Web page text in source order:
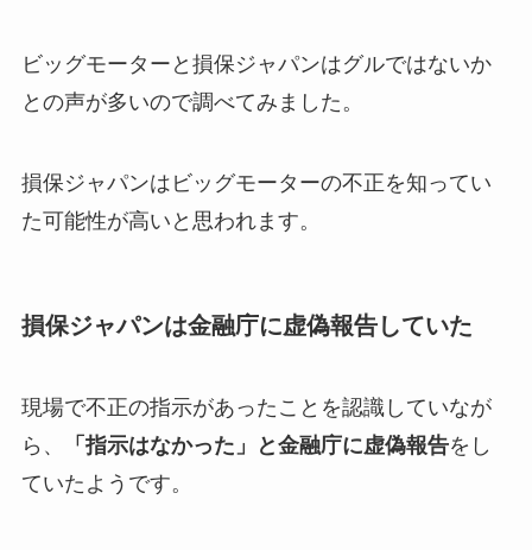
ビッグモーターと損保ジャパンはグルではないか
との声が多いので調べてみました。
損保ジャパンはビッグモーターの不正を知ってい
た可能性が高いと思われます。
損保ジャパンは金融庁に虚偽報告していた
現場で不正の指示があったことを認識していなが
ら、
「指示はなかった」と金融庁に虚偽報告をし
ていたようです。